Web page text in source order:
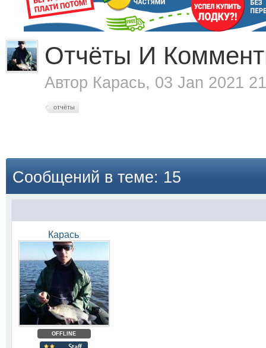
Отчёты И
Автор Карась, 03 Jan 2021
отчёты
Сообщений в теме: 15
Карась
OFFLINE